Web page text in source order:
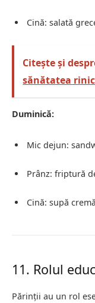
Cină: salată
Citește și
sănătatea
Duminică:
Mic dejun:
Prânz: friptură
Cină: supă
11. Rolul
Părinții au un rol